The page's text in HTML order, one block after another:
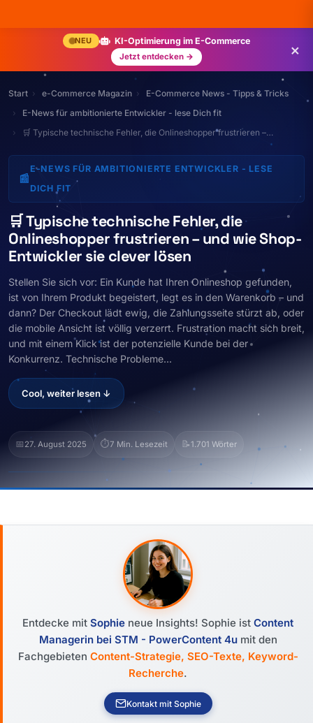
NEU KI-Optimierung im E-Commerce
Jetzt entdecken → ×
Start e-Commerce Magazin
E-Commerce News - Tipps & Tricks
E-News für ambitionierte Entwickler - lese Dich fit
🛒 Typische technische Fehler, die Onlineshopper frustrieren –…
📰
E-NEWS FÜR AMBITIONIERTE ENTWICKLER - LESE
DICH FIT
🛒 Typische technische Fehler, die
Onlineshopper frustrieren – und wie Shop-
Entwickler sie clever lösen
Stellen Sie sich vor: Ein Kunde hat Ihren Onlineshop gefunden,
ist von Ihrem Produkt begeistert, legt es in den Warenkorb – und
dann? Der Checkout lädt ewig, die Zahlungsseite stürzt ab, oder
die mobile Ansicht ist völlig verzerrt. Frustration macht sich breit,
und mit einem Klick ist der potenzielle Kunde bei der
Konkurrenz. Technische Probleme...
Cool, weiter lesen ↓
📅27. August 2025 ⏱️7 Min. Lesezeit 📝1.701 Wörter
Entdecke mit Sophie neue Insights! Sophie ist Content
Managerin bei STM - PowerContent 4u mit den
Fachgebieten Content-Strategie, SEO-Texte, Keyword-
Recherche.
Kontakt mit Sophie